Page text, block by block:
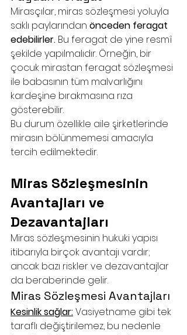
Mirasçılar, miras sözleşmesi yoluyla
saklı paylarından önceden feragat
edebilirler. Bu feragat de yine resmî
şekilde yapılmalıdır. Örneğin, bir
çocuk mirastan feragat sözleşmesi
ile babasının tüm malvarlığını
kardeşine bırakmasına rıza
gösterebilir.
Bu durum özellikle aile şirketlerinde
mirasın bölünmemesi amacıyla
tercih edilmektedir.
Miras Sözleşmesinin
Avantajları ve
Dezavantajları
Miras sözleşmesinin hukuki yapısı
itibarıyla birçok avantajı vardır;
ancak bazı riskler ve dezavantajlar
da beraberinde gelir.
Miras Sözleşmesi Avantajları
Kesinlik sağlar: Vasiyetname gibi tek
taraflı değiştirilemez, bu nedenle